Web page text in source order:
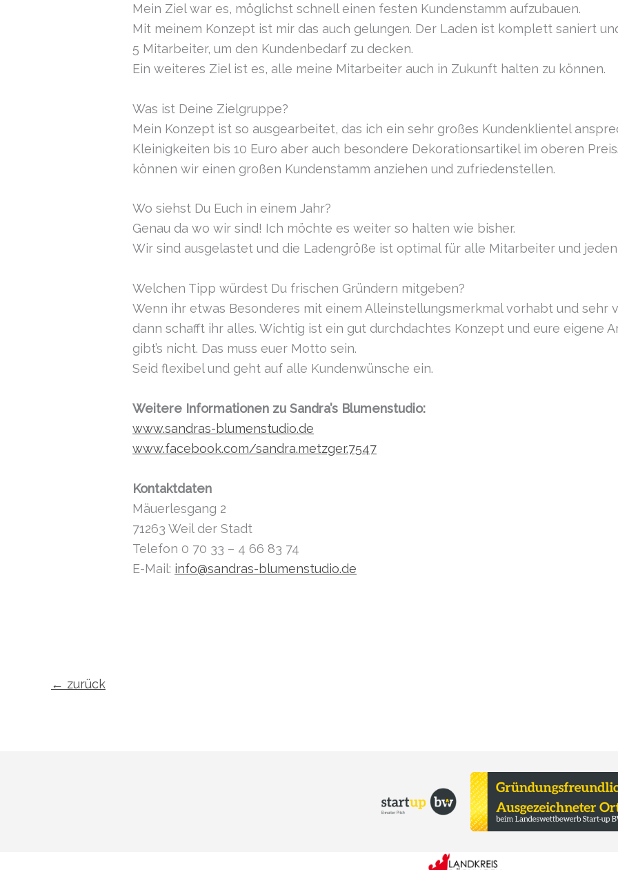
Mein Ziel war es, möglichst schnell einen festen Kundenstamm aufzubauen.
Mit meinem Konzept ist mir das auch gelungen. Der Laden ist komplett saniert
5 Mitarbeiter, um den Kundenbedarf zu decken.
Ein weiteres Ziel ist es, alle meine Mitarbeiter auch in Zukunft halten zu können.
Was ist Deine Zielgruppe?
Mein Konzept ist so ausgearbeitet, das ich ein sehr großes Kundenklientel
Kleinigkeiten bis 10 Euro aber auch besondere Dekorationsartikel im oberen
können wir einen großen Kundenstamm anziehen und zufriedenstellen.
Wo siehst Du Euch in einem Jahr?
Genau da wo wir sind! Ich möchte es weiter so halten wie bisher.
Wir sind ausgelastet und die Ladengröße ist optimal für alle Mitarbeiter und
Welchen Tipp würdest Du frischen Gründern mitgeben?
Wenn ihr etwas Besonderes mit einem Alleinstellungsmerkmal vorhabt und sehr
dann schafft ihr alles. Wichtig ist ein gut durchdachtes Konzept und eure eigene
gibt’s nicht. Das muss euer Motto sein.
Seid flexibel und geht auf alle Kundenwünsche ein.
Weitere Informationen zu Sandra’s Blumenstudio:
www.sandras-blumenstudio.de
www.facebook.com/sandra.metzger.7547
Kontaktdaten
Mäuerlesgang 2
71263 Weil der Stadt
Telefon 0 70 33 – 4 66 83 74
E-Mail: info@sandras-blumenstudio.de
← zurück